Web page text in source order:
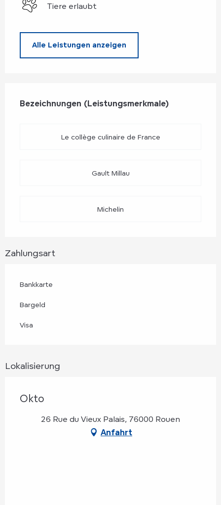
Tiere erlaubt
Alle Leistungen anzeigen
Bezeichnungen (Leistungsmerkmale)
Bezeichnungen (Leistungsmerkmale)
Le collège culinaire de France
Gault Millau
Michelin
Zahlungsart
Bankkarte
Bargeld
Visa
Lokalisierung
Okto
26 Rue du Vieux Palais, 76000 Rouen
Anfahrt